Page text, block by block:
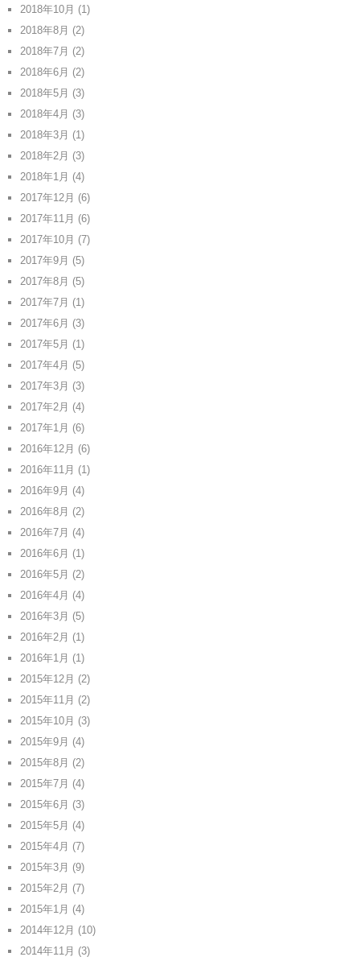
2018年10月 (1)
2018年8月 (2)
2018年7月 (2)
2018年6月 (2)
2018年5月 (3)
2018年4月 (3)
2018年3月 (1)
2018年2月 (3)
2018年1月 (4)
2017年12月 (6)
2017年11月 (6)
2017年10月 (7)
2017年9月 (5)
2017年8月 (5)
2017年7月 (1)
2017年6月 (3)
2017年5月 (1)
2017年4月 (5)
2017年3月 (3)
2017年2月 (4)
2017年1月 (6)
2016年12月 (6)
2016年11月 (1)
2016年9月 (4)
2016年8月 (2)
2016年7月 (4)
2016年6月 (1)
2016年5月 (2)
2016年4月 (4)
2016年3月 (5)
2016年2月 (1)
2016年1月 (1)
2015年12月 (2)
2015年11月 (2)
2015年10月 (3)
2015年9月 (4)
2015年8月 (2)
2015年7月 (4)
2015年6月 (3)
2015年5月 (4)
2015年4月 (7)
2015年3月 (9)
2015年2月 (7)
2015年1月 (4)
2014年12月 (10)
2014年11月 (3)